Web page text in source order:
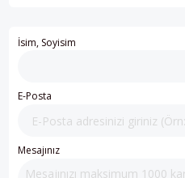
İsim, Soyisim
E-Posta
Mesajınız